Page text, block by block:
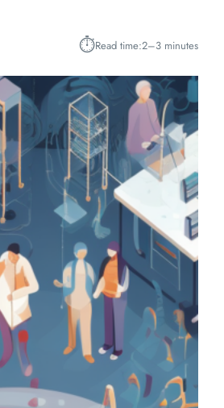
⏱︎Read time:2–3 minutes